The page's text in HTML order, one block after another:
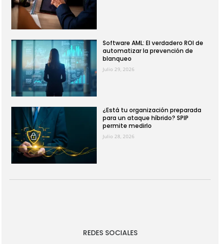
Software AML: El verdadero ROI de
automatizar la prevención de
blanqueo
Julio 29, 2026
¿Está tu organización preparada
para un ataque híbrido? SPIP
permite medirlo
Julio 28, 2026
REDES SOCIALES